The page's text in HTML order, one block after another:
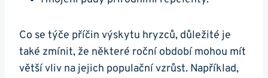
Co se týče příčin výskytu hryzců, důležité je
také zmínit, že některé roční období mohou mít
větší vliv na jejich populační vzrůst. Například,